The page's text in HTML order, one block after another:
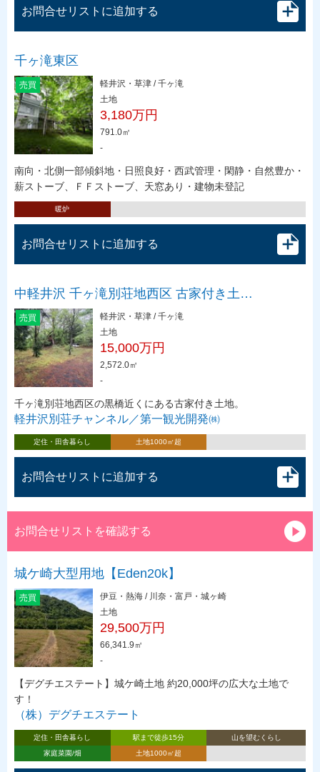
お問合せリストに追加する
千ヶ滝東区
売買
軽井沢・草津 / 千ヶ滝
土地
3,180万円
791.0㎡
-
南向・北側一部傾斜地・日照良好・西武管理・閑静・自然豊か・
薪ストーブ、ＦＦストーブ、天窓あり・建物未登記
暖炉
お問合せリストに追加する
中軽井沢 千ヶ滝別荘地西区 古家付き土…
売買
軽井沢・草津 / 千ヶ滝
土地
15,000万円
2,572.0㎡
-
千ヶ滝別荘地西区の黒橋近くにある古家付き土地。
軽井沢別荘チャンネル／第一観光開発㈱
定住・田舎暮らし 土地1000㎡超
お問合せリストに追加する
お問合せリストを確認する
城ケ崎大型用地【Eden20k】
売買
伊豆・熱海 / 川奈・富戸・城ヶ崎
土地
29,500万円
66,341.9㎡
-
【デグチエステート】城ケ崎土地 約20,000坪の広大な土地で
す！
（株）デグチエステート
定住・田舎暮らし 駅まで徒歩15分
山を望むくらし
家庭菜園/畑
土地1000㎡超